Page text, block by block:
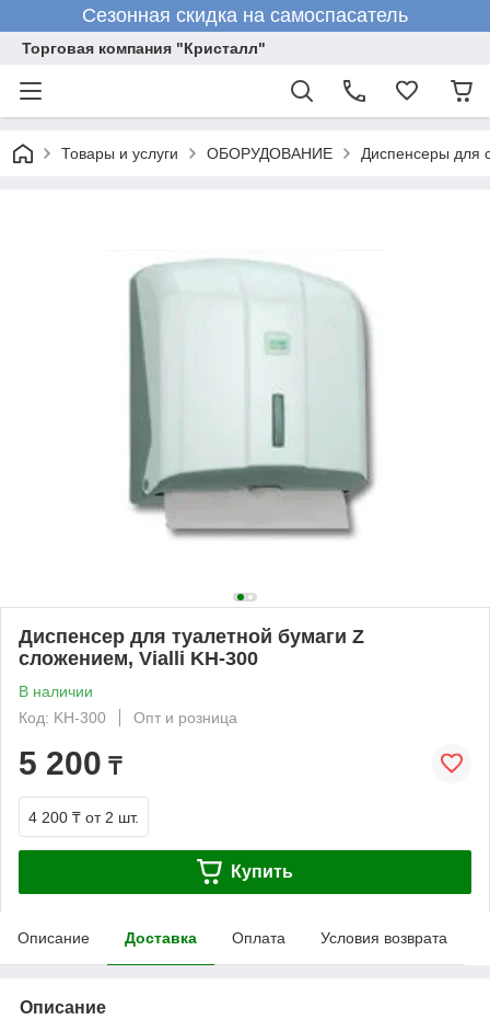
Сезонная скидка на самоспасатель
Торговая компания "Кристалл"
Товары и услуги ОБОРУДОВАНИЕ Диспенсеры для
Диспенсер для туалетной бумаги Z
сложением, Vialli KH-300
В наличии
Код: KH-300
Опт и розница
5 200 ₸
4 200 ₸ от 2 шт.
Купить
Описание Доставка Оплата Условия возврата
Описание